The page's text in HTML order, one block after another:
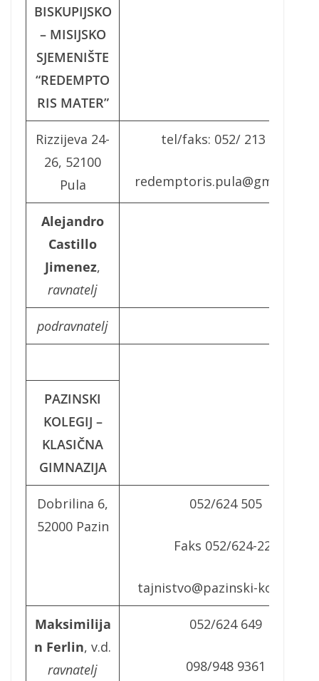
BISKUPIJSKO
– MISIJSKO
SJEMENIŠTE
“REDEMPTO
RIS MATER”
Rizzijeva 24-
26, 52100
Pula
tel/faks: 052/ 213 234
redemptoris.pula@gmail.com
Alejandro
Castillo
Jimenez,
ravnatelj
podravnatelj
PAZINSKI
KOLEGIJ –
KLASIČNA
GIMNAZIJA
Dobrilina 6,
52000 Pazin
052/624 505
Faks 052/624-224
tajnistvo@pazinski-kolegij.hr
Maksimilija
n Ferlin, v.d.
ravnatelj
052/624 649
098/948 9361